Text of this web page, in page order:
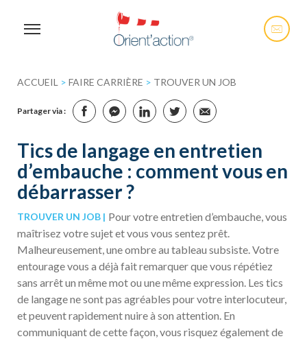
ACCUEIL > FAIRE CARRIÈRE > TROUVER UN JOB
Partager via :
Tics de langage en entretien
d’embauche : comment vous en
débarrasser ?
TROUVER UN JOB
Pour votre entretien d’embauche, vous
maîtrisez votre sujet et vous vous sentez prêt.
Malheureusement, une ombre au tableau subsiste. Votre
entourage vous a déjà fait remarquer que vous répétiez
sans arrêt un même mot ou une même expression. Les tics
de langage ne sont pas agréables pour votre interlocuteur,
et peuvent rapidement nuire à son attention. En
communiquant de cette façon, vous risquez également de